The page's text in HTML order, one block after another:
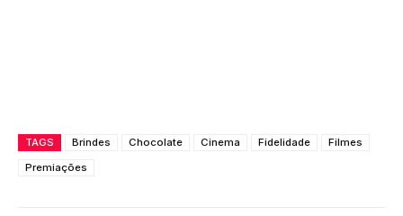
TAGS Brindes Chocolate Cinema Fidelidade
Filmes
Premiações